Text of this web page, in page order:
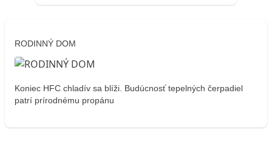
RODINNÝ DOM
Koniec HFC chladív sa blíži. Budúcnosť tepelných čerpadiel
patrí prírodnému propánu